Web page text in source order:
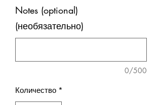
Notes (optional)
(необязательно)
0/500
Количество *